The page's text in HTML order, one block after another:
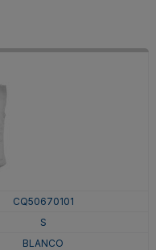
CQ50670101
S
BLANCO